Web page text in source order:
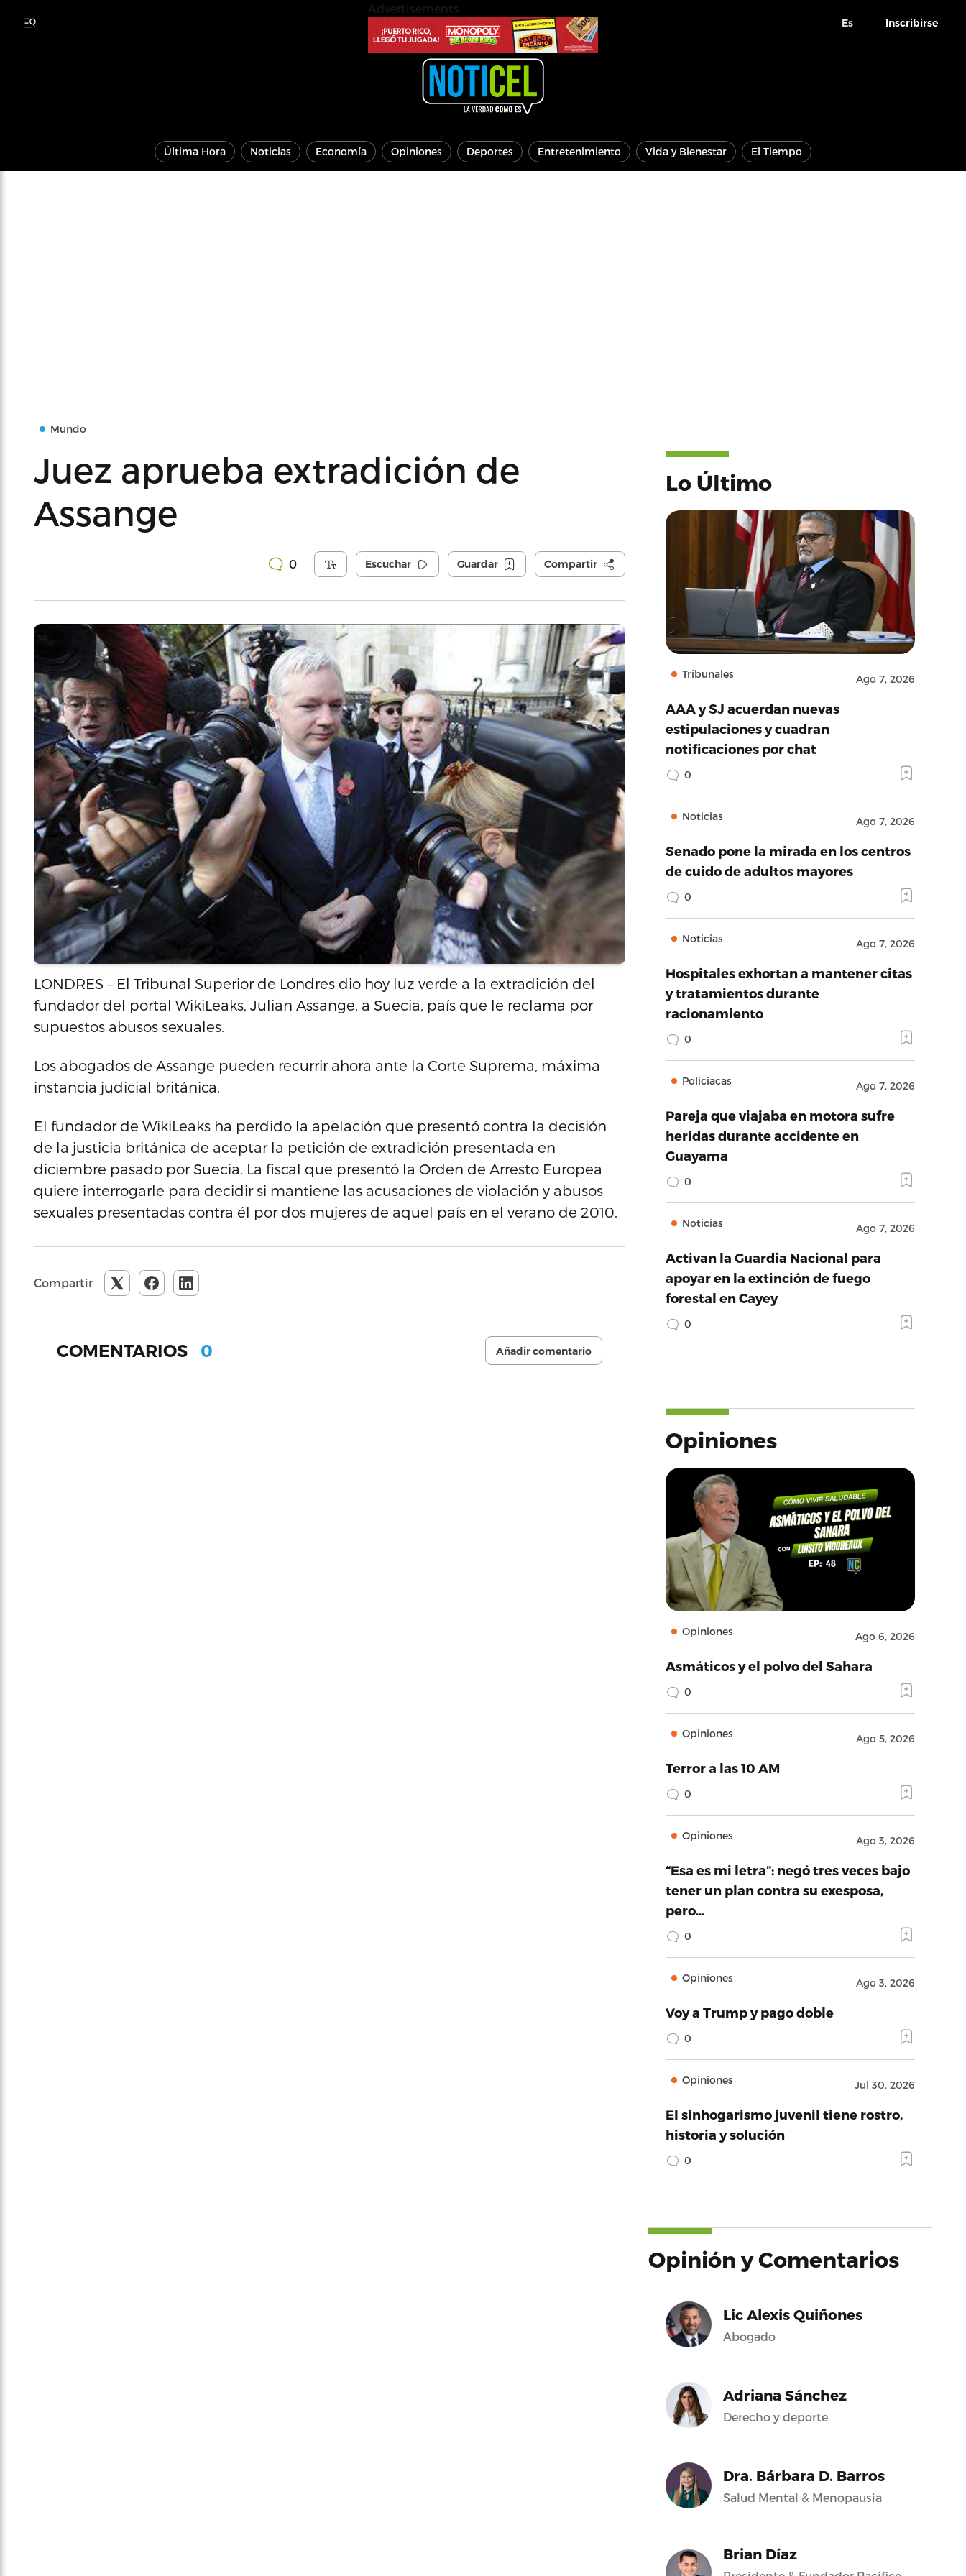
Es Inscribirse
Última Hora Noticias Economía Opiniones Deportes Entretenimiento Vida y Bienestar El Tiempo
Mundo
Juez aprueba extradición de
Assange
0 Escuchar Guardar Compartir
LONDRES – El Tribunal Superior de Londres dio hoy luz verde a la extradición del
fundador del portal WikiLeaks, Julian Assange, a Suecia, país que le reclama por
supuestos abusos sexuales.
Los abogados de Assange pueden recurrir ahora ante la Corte Suprema, máxima
instancia judicial británica.
El fundador de WikiLeaks ha perdido la apelación que presentó contra la decisión
de la justicia británica de aceptar la petición de extradición presentada en
diciembre pasado por Suecia. La fiscal que presentó la Orden de Arresto Europea
quiere interrogarle para decidir si mantiene las acusaciones de violación y abusos
sexuales presentadas contra él por dos mujeres de aquel país en el verano de 2010.
Compartir
COMENTARIOS 0 Añadir comentario
Lo Último
Tribunales Ago 7, 2026
AAA y SJ acuerdan nuevas
estipulaciones y cuadran
notificaciones por chat
0
Noticias Ago 7, 2026
Senado pone la mirada en los centros
de cuido de adultos mayores
0
Noticias Ago 7, 2026
Hospitales exhortan a mantener citas
y tratamientos durante
racionamiento
0
Policíacas Ago 7, 2026
Pareja que viajaba en motora sufre
heridas durante accidente en
Guayama
0
Noticias Ago 7, 2026
Activan la Guardia Nacional para
apoyar en la extinción de fuego
forestal en Cayey
0
Opiniones
Opiniones Ago 6, 2026
Asmáticos y el polvo del Sahara
0
Opiniones Ago 5, 2026
Terror a las 10 AM
0
Opiniones Ago 3, 2026
“Esa es mi letra”: negó tres veces bajo
tener un plan contra su exesposa,
pero…
0
Opiniones Ago 3, 2026
Voy a Trump y pago doble
0
Opiniones Jul 30, 2026
El sinhogarismo juvenil tiene rostro,
historia y solución
0
Opinión y Comentarios
Lic Alexis Quiñones
Abogado
Adriana Sánchez
Derecho y deporte
Dra. Bárbara D. Barros
Salud Mental & Menopausia
Brian Díaz